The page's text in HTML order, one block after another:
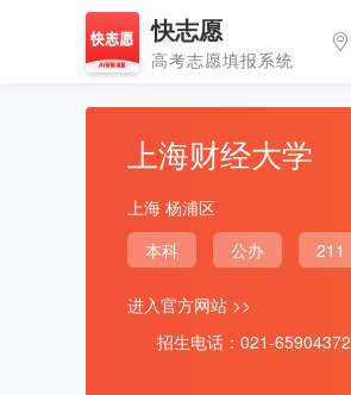
快志愿
高考志愿填报系统
上海财经大学
上海 杨浦区
本科
公办 211
进入官方网站 >>
招生电话：021-65904372